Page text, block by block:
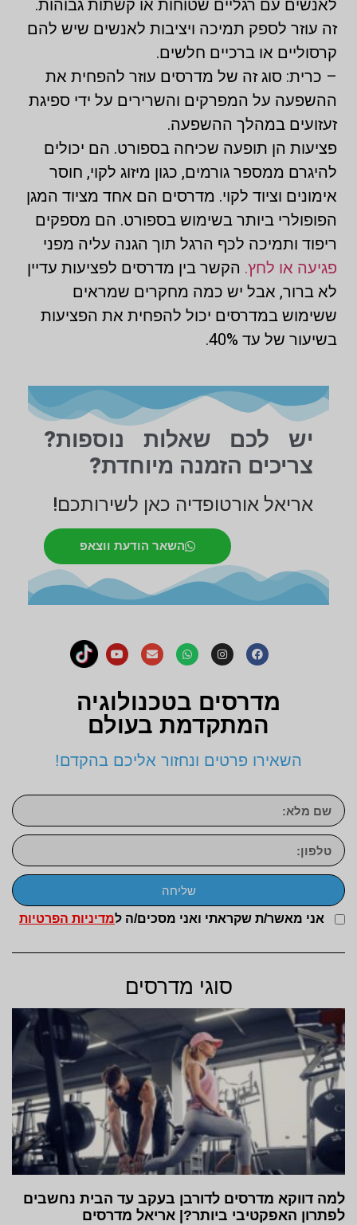
לאנשים עם רגליים שטוחות או קשתות גבוהות.
זה עוזר לספק תמיכה ויציבות לאנשים שיש להם
קרסוליים או ברכיים חלשים.
– כרית: סוג זה של מדרסים עוזר להפחית את
ההשפעה על המפרקים והשרירים על ידי ספיגת
זעזועים במהלך ההשפעה.
פציעות הן תופעה שכיחה בספורט. הם יכולים
להיגרם ממספר גורמים, כגון מיזוג לקוי, חוסר
אימונים וציוד לקוי. מדרסים הם אחד מציוד המגן
הפופולרי ביותר בשימוש בספורט. הם מספקים
ריפוד ותמיכה לכף הרגל תוך הגנה עליה מפני
פגיעה או לחץ. הקשר בין מדרסים לפציעות עדיין
לא ברור, אבל יש כמה מחקרים שמראים
ששימוש במדרסים יכול להפחית את הפציעות
בשיעור של עד 40%.
יש לכם שאלות נוספות?
צריכים הזמנה מיוחדת?
אריאל אורטופדיה כאן לשירותכם!
השאר הודעת ווצאפ
מדרסים בטכנולוגיה
המתקדמת בעולם
השאירו פרטים ונחזור אליכם בהקדם!
אני מאשר/ת שקראתי ואני מסכים/ה למדיניות הפרטיות
שליחה
סוגי מדרסים
למה דווקא מדרסים לדורבן בעקב עד הבית נחשבים
לפתרון האפקטיבי ביותר?| אריאל מדרסים